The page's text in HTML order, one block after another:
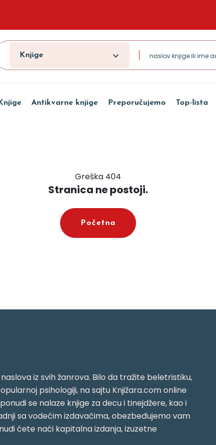
Knjige
Knjige Antikvarne knjige Preporučujemo Top-lista
Greška 404
Stranica ne postoji.
Početna
iz svih žanrova. Bilo da tražite beletristiku,
psihologiji, na sajtu Knjižara.com online
se nalaze knjige za decu i tinejdžere, kao i
sa vodećim izdavačima, obezbeđujemo vam
ćete naći kapitalna izdanja, izuzetne